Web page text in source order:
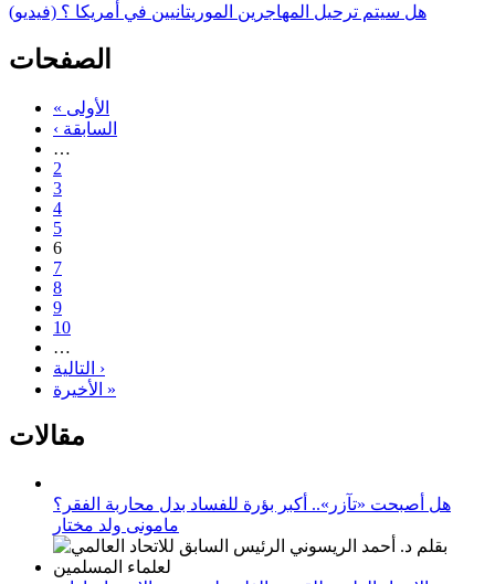
هل سيتم ترحيل المهاجرين الموريتانيين في أمريكا ؟ (فيديو)
الصفحات
« الأولى
‹ السابقة
…
2
3
4
5
6
7
8
9
10
…
التالية ›
الأخيرة »
مقالات
هل أصبحت «تآزر».. أكبر بؤرة للفساد بدل محاربة الفقر؟
مامونى ولد مختار